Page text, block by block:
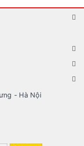
- Hà Nội